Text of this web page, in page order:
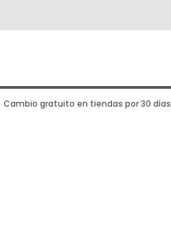
Cambio gratuito en tiendas por 30 días